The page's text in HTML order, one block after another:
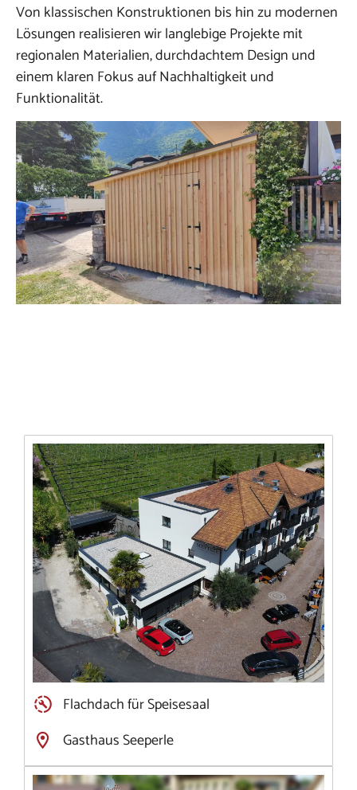
Von klassischen Konstruktionen bis hin zu modernen
Lösungen realisieren wir langlebige Projekte mit
regionalen Materialien, durchdachtem Design und
einem klaren Fokus auf Nachhaltigkeit und
Funktionalität.
Flachdach für Speisesaal
Gasthaus Seeperle